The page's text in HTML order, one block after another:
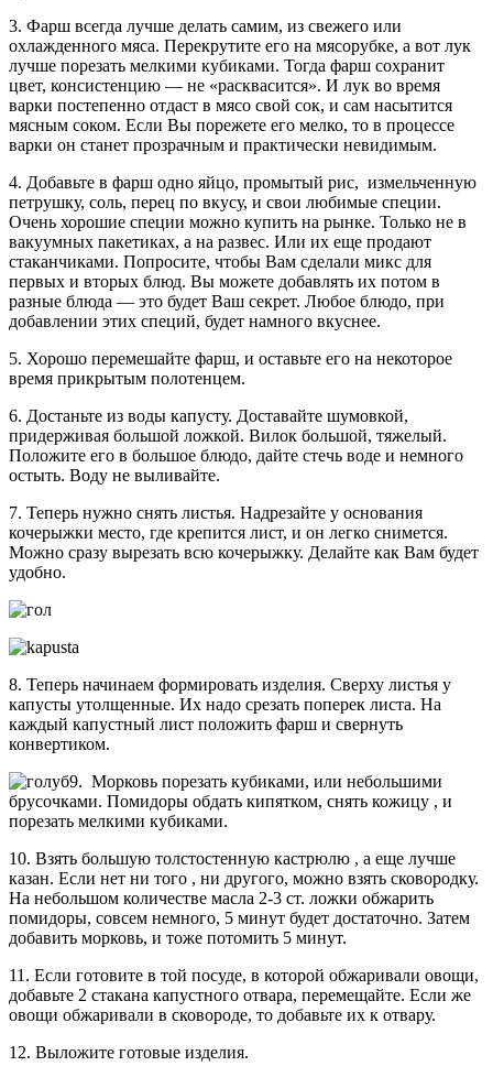
3. Фарш всегда лучше делать самим, из свежего или
охлажденного мяса. Перекрутите его на мясорубке, а вот лук
лучше порезать мелкими кубиками. Тогда фарш сохранит
цвет, консистенцию — не «расквасится». И лук во время
варки постепенно отдаст в мясо свой сок, и сам насытится
мясным соком. Если Вы порежете его мелко, то в процессе
варки он станет прозрачным и практически невидимым.
4. Добавьте в фарш одно яйцо, промытый рис, измельченную
петрушку, соль, перец по вкусу, и свои любимые специи.
Очень хорошие специи можно купить на рынке. Только не в
вакуумных пакетиках, а на развес. Или их еще продают
стаканчиками. Попросите, чтобы Вам сделали микс для
первых и вторых блюд. Вы можете добавлять их потом в
разные блюда — это будет Ваш секрет. Любое блюдо, при
добавлении этих специй, будет намного вкуснее.
5. Хорошо перемешайте фарш, и оставьте его на некоторое
время прикрытым полотенцем.
6. Достаньте из воды капусту. Доставайте шумовкой,
придерживая большой ложкой. Вилок большой, тяжелый.
Положите его в большое блюдо, дайте стечь воде и немного
остыть. Воду не выливайте.
7. Теперь нужно снять листья. Надрезайте у основания
кочерыжки место, где крепится лист, и он легко снимется.
Можно сразу вырезать всю кочерыжку. Делайте как Вам будет
удобно.
8. Теперь начинаем формировать изделия. Сверху листья у
капусты утолщенные. Их надо срезать поперек листа. На
каждый капустный лист положить фарш и свернуть
конвертиком.
9. Морковь порезать кубиками, или небольшими
брусочками. Помидоры обдать кипятком, снять кожицу , и
порезать мелкими кубиками.
10. Взять большую толстостенную кастрюлю , а еще лучше
казан. Если нет ни того , ни другого, можно взять сковородку.
На небольшом количестве масла 2-3 ст. ложки обжарить
помидоры, совсем немного, 5 минут будет достаточно. Затем
добавить морковь, и тоже потомить 5 минут.
11. Если готовите в той посуде, в которой обжаривали овощи,
добавьте 2 стакана капустного отвара, перемещайте. Если же
овощи обжаривали в сковороде, то добавьте их к отвару.
12. Выложите готовые изделия.